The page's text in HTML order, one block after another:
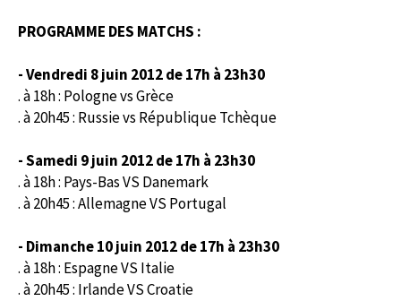
PROGRAMME DES MATCHS :
- Vendredi 8 juin 2012 de 17h à 23h30
. à 18h : Pologne vs Grèce
. à 20h45 : Russie vs République Tchèque
- Samedi 9 juin 2012 de 17h à 23h30
. à 18h : Pays-Bas VS Danemark
. à 20h45 : Allemagne VS Portugal
- Dimanche 10 juin 2012 de 17h à 23h30
. à 18h : Espagne VS Italie
. à 20h45 : Irlande VS Croatie